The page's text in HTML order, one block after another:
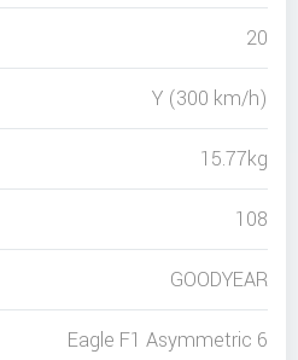
20
Y (300 km/h)
15.77kg
108
GOODYEAR
Eagle F1 Asymmetric 6